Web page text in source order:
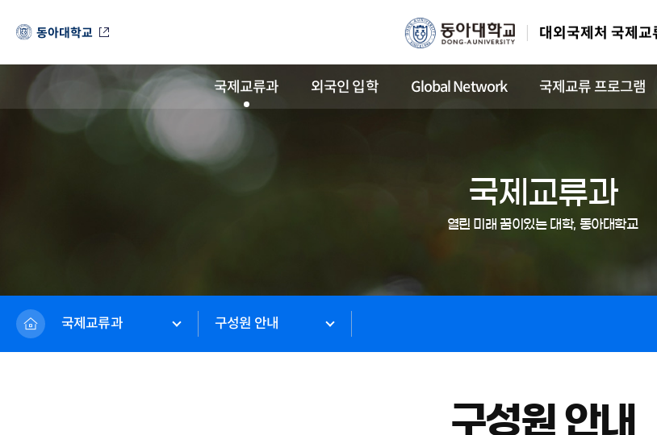
동아대학교 대외국제처 국제교
국제교류과 외국인 입학 Global Network 국제교류 프로그램
국제교류과
열린 미래 꿈이있는 대학, 동아대학교
국제교류과 구성원 안내
구성원 안내